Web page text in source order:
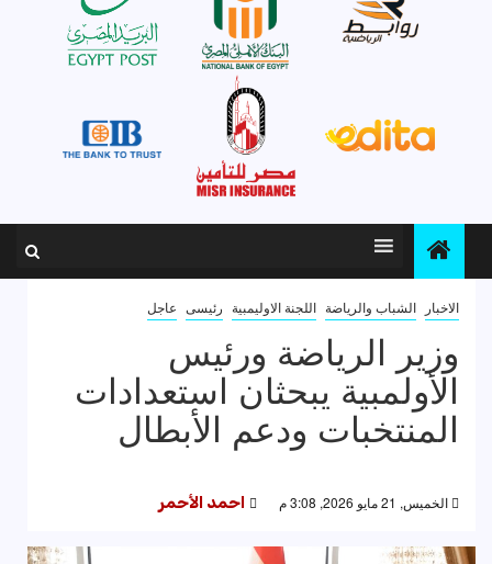
الاخبار الشباب والرياضة اللجنة الاوليمبية رئيسى عاجل
وزير الرياضة ورئيس
الأولمبية يبحثان استعدادات
المنتخبات ودعم الأبطال
الخميس, 21 مايو 2026, 3:08 م احمد الأحمر